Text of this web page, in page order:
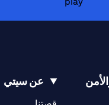
عن سيتي